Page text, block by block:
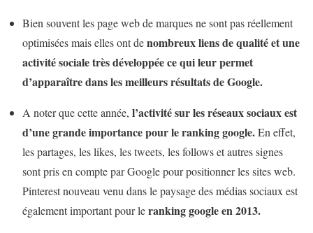
Bien souvent les page web de marques ne sont pas réellement
optimisées mais elles ont denombreux liens de qualité et une
activité sociale très développée ce qui leur permet
d’apparaître dans les meilleurs résultats de Google.
A noter que cette année, l’activité sur les réseaux sociaux est
d’une grande importance pour le ranking google.En effet,
les partages, les likes, les tweets, les follows et autres signes
sont pris en compte par Google pour positionner les sites web.
Pinterest nouveau venu dans le paysage des médias sociaux est
également important pour leranking google en 2013.